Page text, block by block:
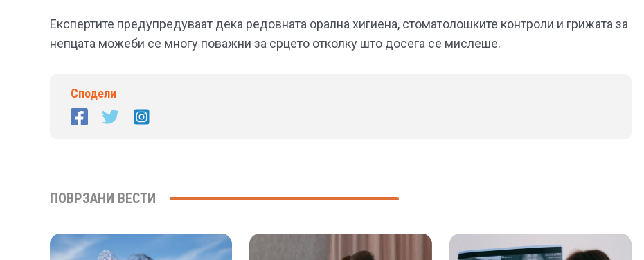
Експертите предупредуваат дека редовната орална хигиена, стоматолошките контроли и грижата за
непцата можеби се многу поважни за срцето отколку што досега се мислеше.
Сподели
ПОВРЗАНИ ВЕСТИ